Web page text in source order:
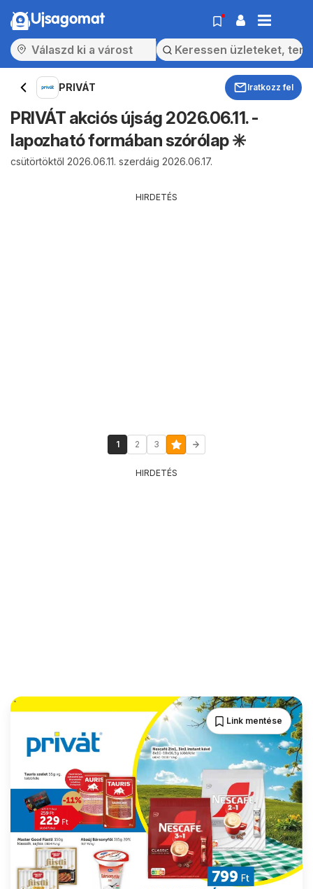
Ujsagomat
PRIVÁT Iratkozz fel
PRIVÁT akciós újság 2026.06.11. -
lapozható formában szórólap ✳️
csütörtöktől 2026.06.11. szerdáig 2026.06.17.
HIRDETÉS
1 2 3
HIRDETÉS
Link mentése